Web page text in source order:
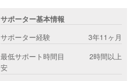
サポーター基本情報
サポーター経験
3年11ヶ月
最低サポート時間目
安
2時間以上